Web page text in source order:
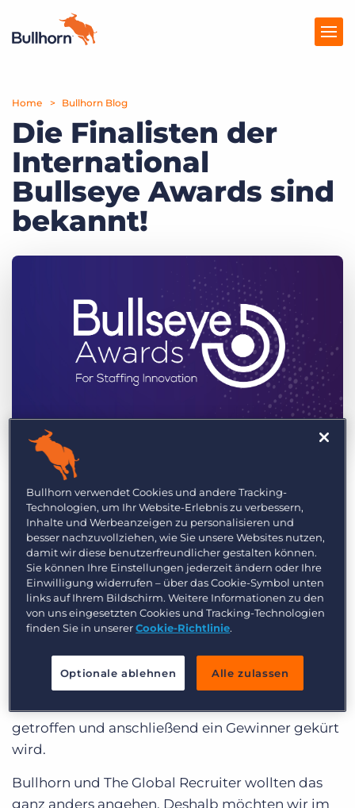
Produkte
Preise
Ressourcen
Marktplatz
Demo anfragen Login
Home Bullhorn Blog
Die Finalisten der
International
Bullseye Awards sind
bekannt!
by Annie Burkhardt
Events
Recruiting- eine Branche in der
wundervolles geleistet wird
Die Anerkennung von Innovation und
herausragenden individuellen Leistungen ist
unserer Branche recht schwierig. Es gibt viele
starke Konkurrenten, weshalb man regelmäßig
traditionelle Preisverleihungen trifft, bei denen
zunächst eine Vorauswahl der Finalisten
getroffen und anschließend ein Gewinner gekürt
wird.
Bullhorn und The Global Recruiter wollten das
ganz anders angehen. Deshalb möchten wir im
Bullhorn verwendet Cookies und andere Tracking-
Technologien, um Ihr Website-Erlebnis zu verbessern,
Inhalte und Werbeanzeigen zu personalisieren und
besser nachzuvollziehen, wie Sie unsere Websites nutzen,
damit wir diese benutzerfreundlicher gestalten können.
Sie können Ihre Einstellungen jederzeit ändern oder Ihre
Einwilligung widerrufen – über das Cookie-Symbol unten
links auf Ihrem Bildschirm. Weitere Informationen zu den
von uns eingesetzten Cookies und Tracking-Technologien
finden Sie in unsererCookie-Richtlinie.
Optionale ablehnen Alle zulassen